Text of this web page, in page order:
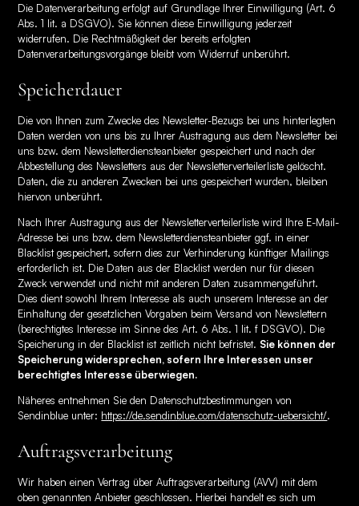
Die Datenverarbeitung erfolgt auf Grundlage Ihrer Einwilligung (Art. 6
Abs. 1 lit. a DSGVO). Sie können diese Einwilligung jederzeit
widerrufen. Die Rechtmäßigkeit der bereits erfolgten
Datenverarbeitungsvorgänge bleibt vom Widerruf unberührt.
Speicherdauer
Die von Ihnen zum Zwecke des Newsletter-Bezugs bei uns hinterlegten
Daten werden von uns bis zu Ihrer Austragung aus dem Newsletter bei
uns bzw. dem Newsletterdiensteanbieter gespeichert und nach der
Abbestellung des Newsletters aus der Newsletterverteilerliste gelöscht.
Daten, die zu anderen Zwecken bei uns gespeichert wurden, bleiben
hiervon unberührt.
Nach Ihrer Austragung aus der Newsletterverteilerliste wird Ihre E-Mail-
Adresse bei uns bzw. dem Newsletterdiensteanbieter ggf. in einer
Blacklist gespeichert, sofern dies zur Verhinderung künftiger Mailings
erforderlich ist. Die Daten aus der Blacklist werden nur für diesen
Zweck verwendet und nicht mit anderen Daten zusammengeführt.
Dies dient sowohl Ihrem Interesse als auch unserem Interesse an der
Einhaltung der gesetzlichen Vorgaben beim Versand von Newslettern
(berechtigtes Interesse im Sinne des Art. 6 Abs. 1 lit. f DSGVO). Die
Speicherung in der Blacklist ist zeitlich nicht befristet. Sie können der
Speicherung widersprechen, sofern Ihre Interessen unser
berechtigtes Interesse überwiegen.
Näheres entnehmen Sie den Datenschutzbestimmungen von
Sendinblue unter: https://de.sendinblue.com/datenschutz-uebersicht/.
Auftragsverarbeitung
Wir haben einen Vertrag über Auftragsverarbeitung (AVV) mit dem
oben genannten Anbieter geschlossen. Hierbei handelt es sich um